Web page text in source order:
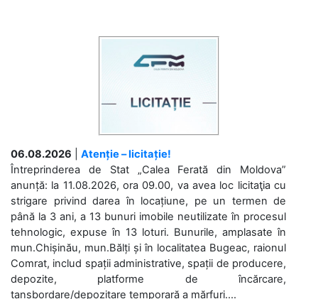
06.08.2026
Atenție – licitație!
Întreprinderea de Stat „Calea Ferată din Moldova”
anunță: la 11.08.2026, ora 09.00, va avea loc licitaţia cu
strigare privind darea în locațiune, pe un termen de
până la 3 ani, a 13 bunuri imobile neutilizate în procesul
tehnologic, expuse în 13 loturi. Bunurile, amplasate în
mun.Chișinău, mun.Bălți și în localitatea Bugeac, raionul
Comrat, includ spații administrative, spații de producere,
depozite, platforme de încărcare,
tansbordare/depozitare temporară a mărfuri....